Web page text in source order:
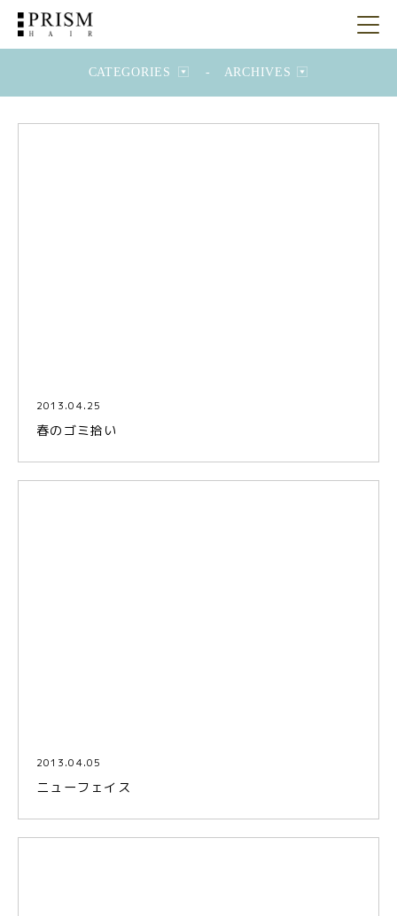
CATEGORIES - ARCHIVES
2013.04.25
春のゴミ拾い
2013.04.05
ニューフェイス